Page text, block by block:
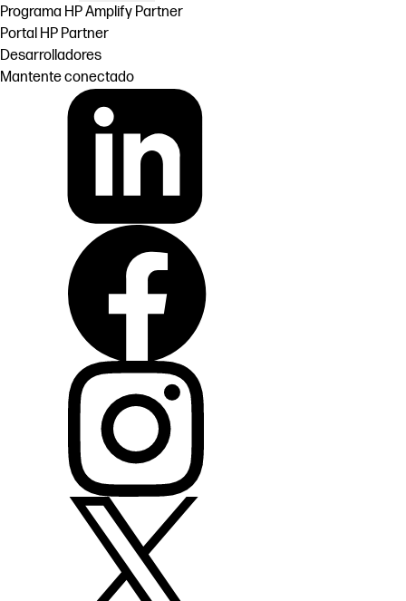
Programa HP Amplify Partner
Portal HP Partner
Desarrolladores
Mantente conectado